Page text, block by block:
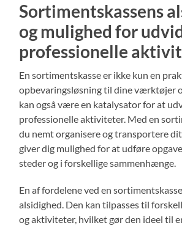
Sortimentskassens
og mulighed for
professionelle
En sortimentskasse er ikke kun en
opbevaringsløsning til dine værktøjer
kan også være en katalysator for at
professionelle aktiviteter. Med en
du nemt organisere og transportere
giver dig mulighed for at udføre
steder og i forskellige sammenhænge.
En af fordelene ved en
alsidighed. Den kan tilpasses til
og aktiviteter, hvilket gør den ideel til